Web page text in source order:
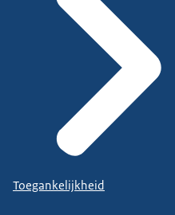
Toegankelijkheid